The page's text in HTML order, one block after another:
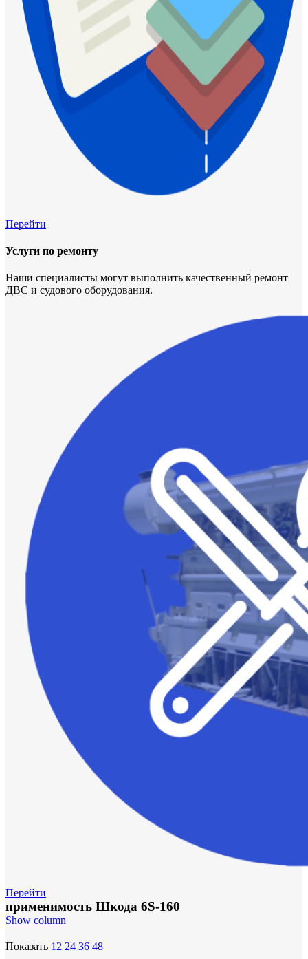
Перейти
Услуги по ремонту
Наши специалисты могут выполнить качественный ремонт
ДВС и судового оборудования.
Перейти
применимость Шкода 6S-160
Show column
Показать 12 24 36 48